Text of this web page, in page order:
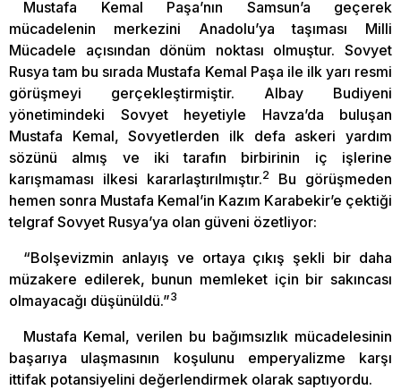
Mustafa Kemal Paşa’nın Samsun’a geçerek
mücadelenin merkezini Anadolu’ya taşıması Milli
Mücadele açısından dönüm noktası olmuştur. Sovyet
Rusya tam bu sırada Mustafa Kemal Paşa ile ilk yarı resmi
görüşmeyi gerçekleştirmiştir. Albay Budiyeni
yönetimindeki Sovyet heyetiyle Havza’da buluşan
Mustafa Kemal, Sovyetlerden ilk defa askeri yardım
sözünü almış ve iki tarafın birbirinin iç işlerine
karışmaması ilkesi kararlaştırılmıştır.2
Bu görüşmeden
hemen sonra Mustafa Kemal’in Kazım Karabekir’e çektiği
telgraf Sovyet Rusya’ya olan güveni özetliyor:
“Bolşevizmin anlayış ve ortaya çıkış şekli bir daha
müzakere edilerek, bunun memleket için bir sakıncası
olmayacağı düşünüldü.”3
Mustafa Kemal, verilen bu bağımsızlık mücadelesinin
başarıya ulaşmasının koşulunu emperyalizme karşı
ittifak potansiyelini değerlendirmek olarak saptıyordu.